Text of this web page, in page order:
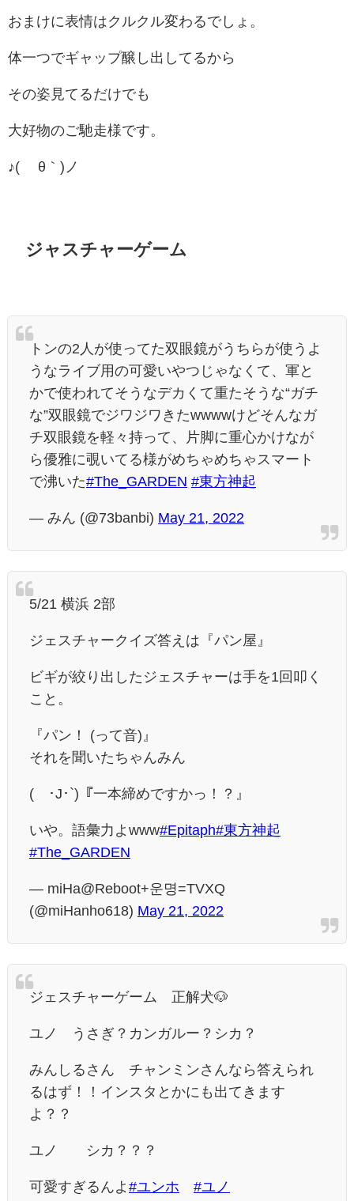
おまけに表情はクルクル変わるでしょ。
体一つでギャップ醸し出してるから
その姿見てるだけでも
大好物のご馳走様です。
♪( ´θ｀)ノ
ジャスチャーゲーム
トンの2人が使ってた双眼鏡がうちらが使うよ
うなライブ用の可愛いやつじゃなくて、軍と
かで使われてそうなデカくて重たそうな“ガチ
な”双眼鏡でジワジワきたwwwwけどそんなガ
チ双眼鏡を軽々持って、片脚に重心かけなが
ら優雅に覗いてる様がめちゃめちゃスマート
で沸いた#The_GARDEN #東方神起
— みん (@73banbi) May 21, 2022
5/21 横浜 2部
ジェスチャークイズ答えは『パン屋』
ビギが絞り出したジェスチャーは手を1回叩く
こと。
『パン！ (って音)』
それを聞いたちゃんみん
(´･J･`)『一本締めですかっ！？』
いや。語彙力よwww#Epitaph#東方神起
#The_GARDEN
— miHa@Reboot+운명=TVXQ
(@miHanho618) May 21, 2022
ジェスチャーゲーム 正解犬🐶
ユノ うさぎ？カンガルー？シカ？
みんしるさん チャンミンさんなら答えられ
るはず！！インスタとかにも出てきます
よ？？
ユノ シカ？？？
可愛すぎるんよ #ユンホ
#ユノ